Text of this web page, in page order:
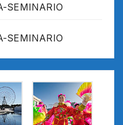
SEMINARIO
SEMINARIO